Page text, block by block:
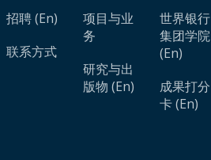
招聘 (En)
联系方式
项目与业
务
研究与出
版物 (En)
世界银行
集团学院
(En)
成果打分
卡 (En)